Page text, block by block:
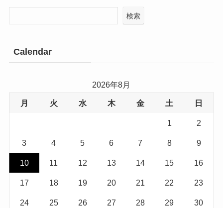
検索
Calendar
2026年8月
月 火 水 木 金 土 日
1 2
3 4 5 6 7 8 9
10 11 12 13 14 15 16
17 18 19 20 21 22 23
24 25 26 27 28 29 30